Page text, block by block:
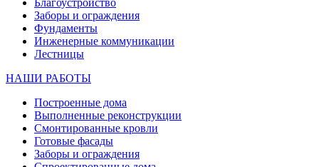
Благоустройство
Заборы и ограждения
Фундаменты
Инженерные коммуникации
Лестницы
НАШИ РАБОТЫ
Построенные дома
Выполненные реконструкции
Смонтированные кровли
Готовые фасады
Заборы и ограждения